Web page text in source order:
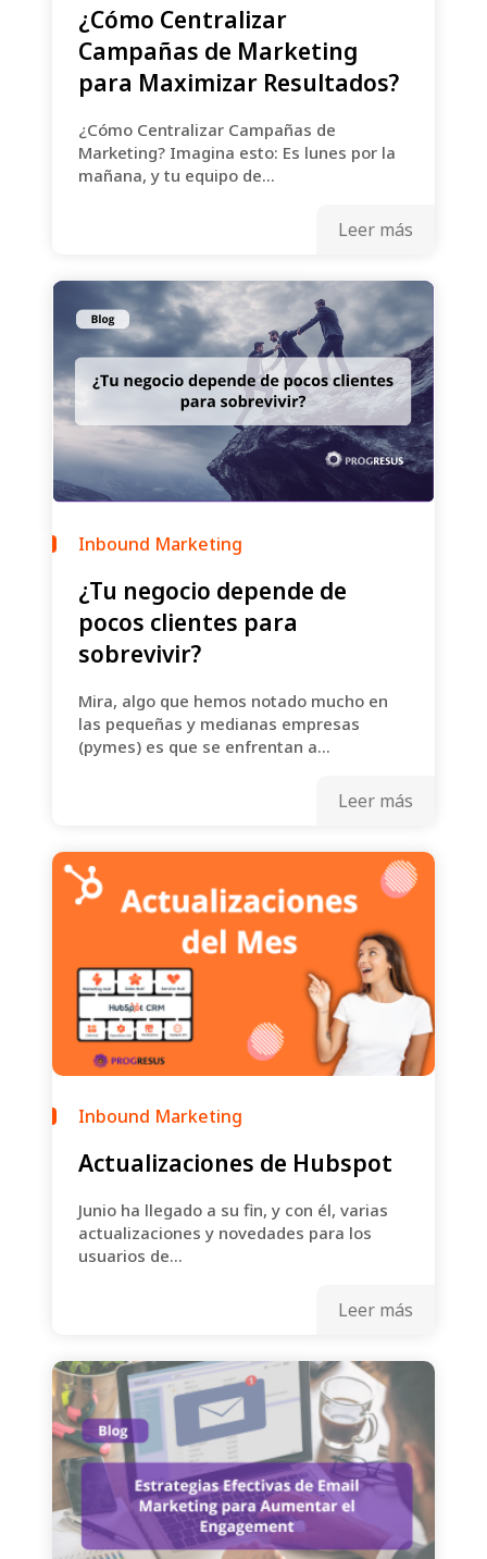
¿Cómo Centralizar
Campañas de Marketing
para Maximizar Resultados?
¿Cómo Centralizar Campañas de
Marketing? Imagina esto: Es lunes por la
mañana, y tu equipo de...
Leer más
Inbound Marketing
¿Tu negocio depende de
pocos clientes para
sobrevivir?
Mira, algo que hemos notado mucho en
las pequeñas y medianas empresas
(pymes) es que se enfrentan a...
Leer más
Inbound Marketing
Actualizaciones de Hubspot
Junio ha llegado a su fin, y con él, varias
actualizaciones y novedades para los
usuarios de...
Leer más